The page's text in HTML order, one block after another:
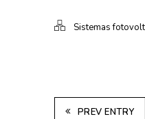
Sistemas
PREV ENTRY